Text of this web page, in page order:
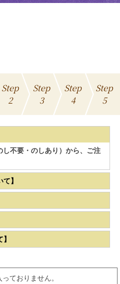
Step
2
Step
3
Step
4
Step
5
し不要・のしあり）から、ご注
】
ておりません。